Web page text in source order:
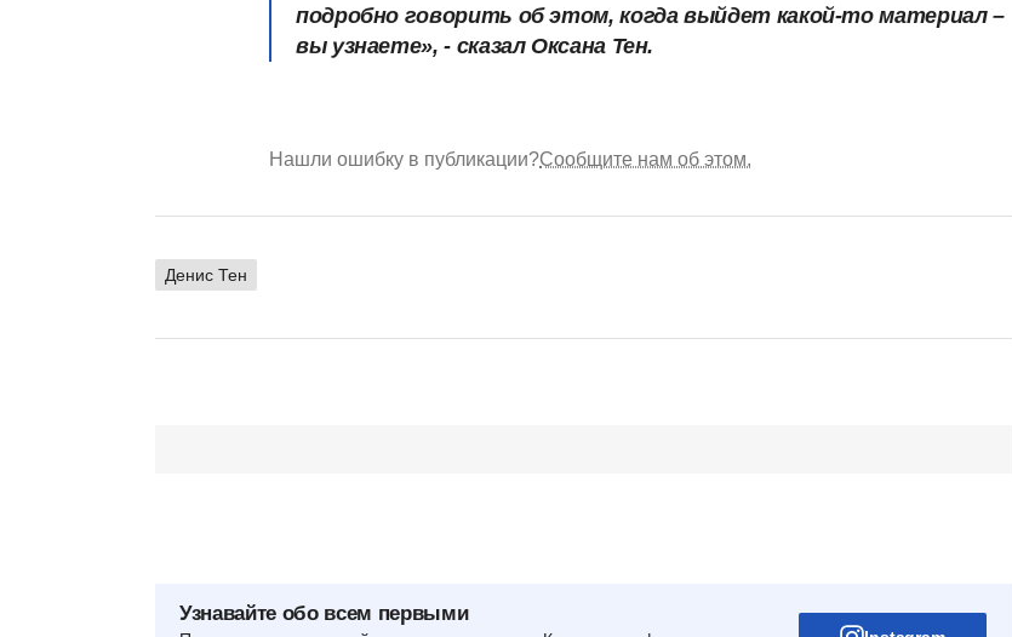
подробно говорить об этом, когда выйдет какой-то материал –
вы узнаете», - сказал Оксана Тен.
Нашли ошибку в публикации?Сообщите нам об этом.
Денис Тен
Узнавайте обо всем первыми